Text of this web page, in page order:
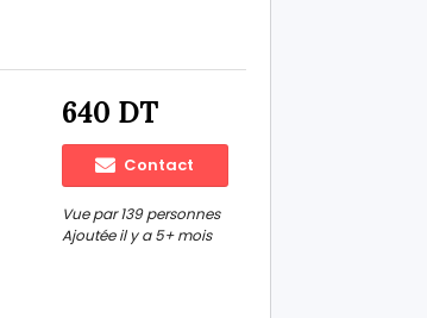
640 DT
Contact
Vue par 139 personnes
Ajoutée il y a 5+ mois